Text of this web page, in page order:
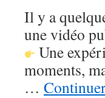
Il y a
une vidéo
Une
moments,
…